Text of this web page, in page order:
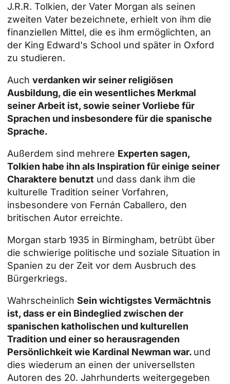
J.R.R. Tolkien, der Vater Morgan als seinen
zweiten Vater bezeichnete, erhielt von ihm die
finanziellen Mittel, die es ihm ermöglichten, an
der King Edward's School und später in Oxford
zu studieren.
Auch verdanken wir seiner religiösen
Ausbildung, die ein wesentliches Merkmal
seiner Arbeit ist, sowie seiner Vorliebe für
Sprachen und insbesondere für die spanische
Sprache.
Außerdem sind mehrere Experten sagen,
Tolkien habe ihn als Inspiration für einige seiner
Charaktere benutzt und dass dank ihm die
kulturelle Tradition seiner Vorfahren,
insbesondere von Fernán Caballero, den
britischen Autor erreichte.
Morgan starb 1935 in Birmingham, betrübt über
die schwierige politische und soziale Situation in
Spanien zu der Zeit vor dem Ausbruch des
Bürgerkriegs.
Wahrscheinlich Sein wichtigstes Vermächtnis
ist, dass er ein Bindeglied zwischen der
spanischen katholischen und kulturellen
Tradition und einer so herausragenden
Persönlichkeit wie Kardinal Newman war. und
dies wiederum an einen der universellsten
Autoren des 20. Jahrhunderts weitergegeben